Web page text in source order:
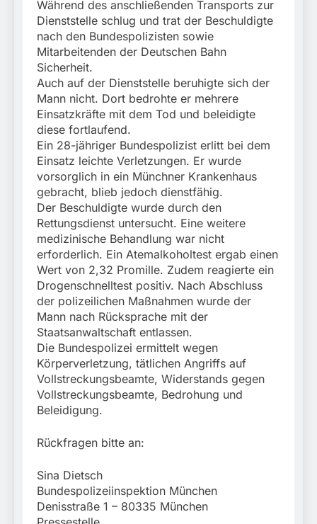
Während des anschließenden Transports zur
Dienststelle schlug und trat der Beschuldigte
nach den Bundespolizisten sowie
Mitarbeitenden der Deutschen Bahn
Sicherheit.
Auch auf der Dienststelle beruhigte sich der
Mann nicht. Dort bedrohte er mehrere
Einsatzkräfte mit dem Tod und beleidigte
diese fortlaufend.
Ein 28-jähriger Bundespolizist erlitt bei dem
Einsatz leichte Verletzungen. Er wurde
vorsorglich in ein Münchner Krankenhaus
gebracht, blieb jedoch dienstfähig.
Der Beschuldigte wurde durch den
Rettungsdienst untersucht. Eine weitere
medizinische Behandlung war nicht
erforderlich. Ein Atemalkoholtest ergab einen
Wert von 2,32 Promille. Zudem reagierte ein
Drogenschnelltest positiv. Nach Abschluss
der polizeilichen Maßnahmen wurde der
Mann nach Rücksprache mit der
Staatsanwaltschaft entlassen.
Die Bundespolizei ermittelt wegen
Körperverletzung, tätlichen Angriffs auf
Vollstreckungsbeamte, Widerstands gegen
Vollstreckungsbeamte, Bedrohung und
Beleidigung.
Rückfragen bitte an:
Sina Dietsch
Bundespolizeiinspektion München
Denisstraße 1 – 80335 München